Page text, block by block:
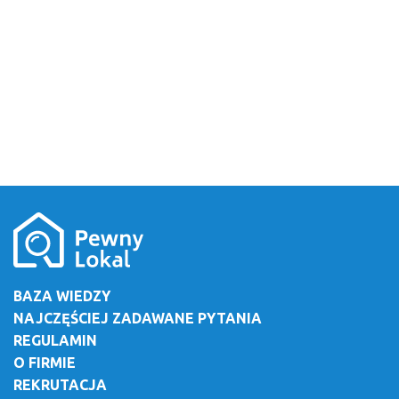
BAZA WIEDZY
NAJCZĘŚCIEJ ZADAWANE PYTANIA
REGULAMIN
O FIRMIE
REKRUTACJA